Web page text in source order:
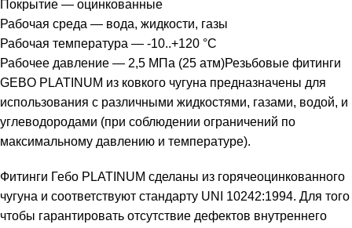
Покрытие — оцинкованные
Рабочая среда — вода, жидкости, газы
Рабочая температура — -10..+120 °С
Рабочее давление — 2,5 МПа (25 атм)Резьбовые фитинги
GEBO PLATINUM из ковкого чугуна предназначены для
использования с различными жидкостями, газами, водой, и
углеводородами (при соблюдении ограничений по
максимальному давлению и температуре).
Фитинги Гебо PLATINUM сделаны из горячеоцинкованного
чугуна и соответствуют стандарту UNI 10242:1994. Для того
чтобы гарантировать отсутствие дефектов внутреннего